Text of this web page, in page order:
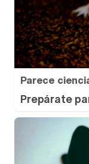
Parece
Prepárate